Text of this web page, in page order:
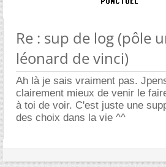
Re : sup de log (pôle
léonard de vinci)
Ah là je sais vraiment pas.
clairement mieux de venir le
à toi de voir. C'est juste une
des choix dans la vie ^^